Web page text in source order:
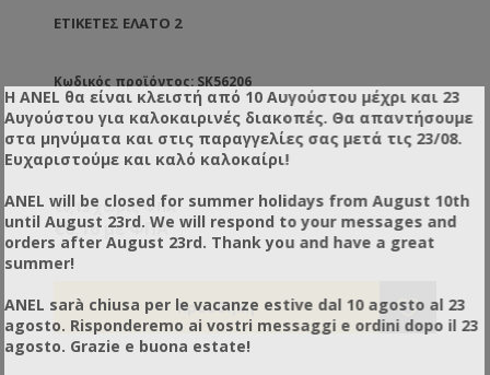
ΕΤΙΚΈΤΕΣ ΈΛΑΤΟ 2
Κωδικός προϊόντος: SK56206
€0,13 χωρίς ΦΠΑ
€0,16 με ΦΠΑ
Η ANEL θα είναι κλειστή από 10 Αυγούστου μέχρι και 23
Αυγούστου για καλοκαιρινές διακοπές. Θα απαντήσουμε
στα μηνύματα και στις παραγγελίες σας μετά τις 23/08.
Ευχαριστούμε και καλό καλοκαίρι!
ANEL will be closed for summer holidays from August 10th
until August 23rd. We will respond to your messages and
orders after August 23rd. Thank you and have a great
summer!
ANEL sarà chiusa per le vacanze estive dal 10 agosto al 23
agosto. Risponderemo ai vostri messaggi e ordini dopo il 23
agosto. Grazie e buona estate!